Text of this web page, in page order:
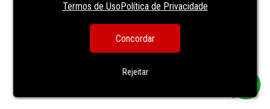
Termos de UsoPolítica de Privacidade
Concordar
Rejeitar